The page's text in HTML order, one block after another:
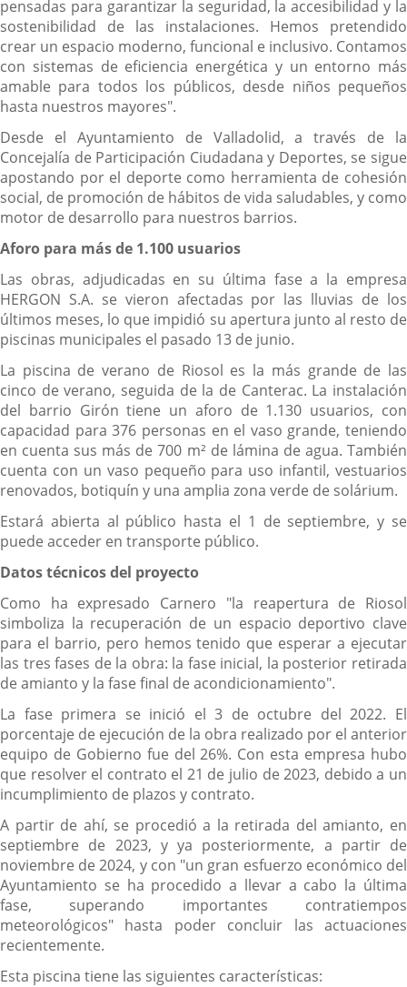
pensadas para garantizar la seguridad, la accesibilidad y la
sostenibilidad de las instalaciones. Hemos pretendido
crear un espacio moderno, funcional e inclusivo. Contamos
con sistemas de eficiencia energética y un entorno más
amable para todos los públicos, desde niños pequeños
hasta nuestros mayores".
Desde el Ayuntamiento de Valladolid, a través de la
Concejalía de Participación Ciudadana y Deportes, se sigue
apostando por el deporte como herramienta de cohesión
social, de promoción de hábitos de vida saludables, y como
motor de desarrollo para nuestros barrios.
Aforo para más de 1.100 usuarios
Las obras, adjudicadas en su última fase a la empresa
HERGON S.A. se vieron afectadas por las lluvias de los
últimos meses, lo que impidió su apertura junto al resto de
piscinas municipales el pasado 13 de junio.
La piscina de verano de Riosol es la más grande de las
cinco de verano, seguida de la de Canterac. La instalación
del barrio Girón tiene un aforo de 1.130 usuarios, con
capacidad para 376 personas en el vaso grande, teniendo
en cuenta sus más de 700 m² de lámina de agua. También
cuenta con un vaso pequeño para uso infantil, vestuarios
renovados, botiquín y una amplia zona verde de solárium.
Estará abierta al público hasta el 1 de septiembre, y se
puede acceder en transporte público.
Datos técnicos del proyecto
Como ha expresado Carnero "la reapertura de Riosol
simboliza la recuperación de un espacio deportivo clave
para el barrio, pero hemos tenido que esperar a ejecutar
las tres fases de la obra: la fase inicial, la posterior retirada
de amianto y la fase final de acondicionamiento".
La fase primera se inició el 3 de octubre del 2022. El
porcentaje de ejecución de la obra realizado por el anterior
equipo de Gobierno fue del 26%. Con esta empresa hubo
que resolver el contrato el 21 de julio de 2023, debido a un
incumplimiento de plazos y contrato.
A partir de ahí, se procedió a la retirada del amianto, en
septiembre de 2023, y ya posteriormente, a partir de
noviembre de 2024, y con "un gran esfuerzo económico del
Ayuntamiento se ha procedido a llevar a cabo la última
fase, superando importantes contratiempos
meteorológicos" hasta poder concluir las actuaciones
recientemente.
Esta piscina tiene las siguientes características: